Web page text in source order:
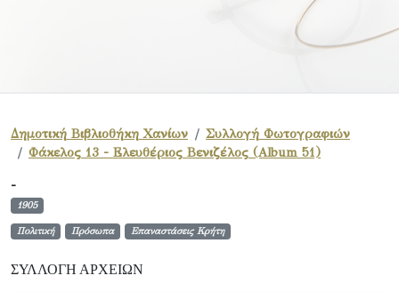
Δημοτική Βιβλιοθήκη Χανίων
Συλλογή Φωτογραφιών
Φάκελος 13 - Ελευθέριος Βενιζέλος (Album 51)
-
1905
Πολιτική Πρόσωπα Επαναστάσεις Κρήτη
ΣΥΛΛΟΓΉ ΑΡΧΕΊΩΝ